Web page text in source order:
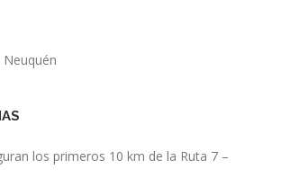
los primeros 10 km de la Ruta 7 –